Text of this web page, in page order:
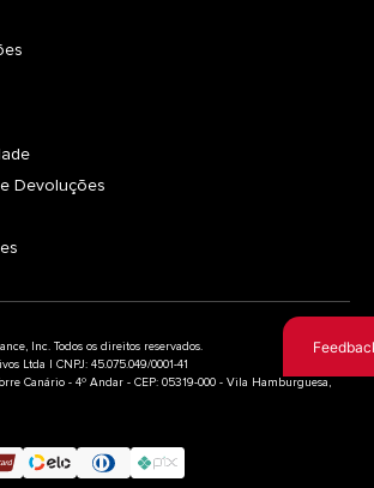
Devoluções
Inc. Todos os direitos reservados.
Ltda | CNPJ: 45.075.049/0001-41
Canário - 4º Andar - CEP: 05319-000 - Vila Hamburguesa,